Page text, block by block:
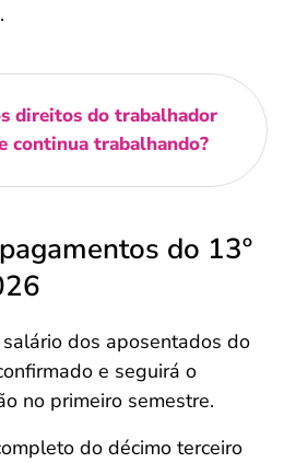
direitos do trabalhador
continua trabalhando?
do 13º
dos aposentados do
e seguirá o
no primeiro semestre.
do décimo terceiro